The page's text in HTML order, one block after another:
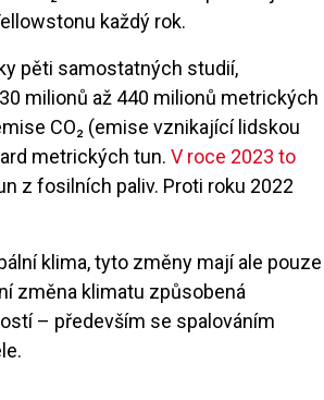
každý rok.
pěti samostatných studií,
milionů až 440 milionů metrických
CO₂ (emise vznikající lidskou
metrických tun.V roce 2023 to
z fosilních paliv. Proti roku 2022
klima, tyto změny mají ale pouze
změna klimatu způsobená
– především se spalováním